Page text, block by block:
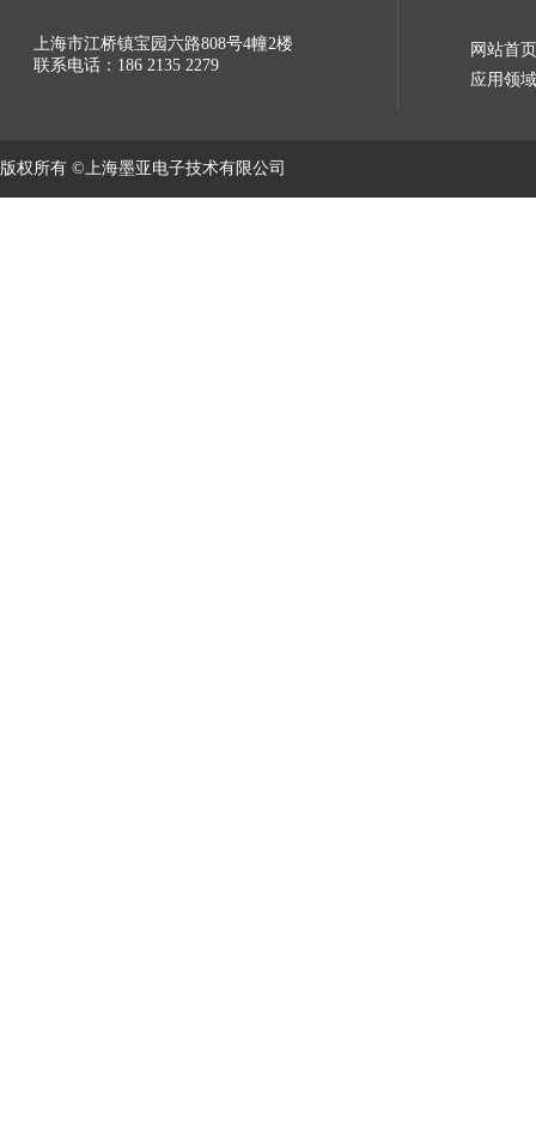
上海市江桥镇宝园六路808号4幢2楼
联系电话：186 2135 2279
网站首
应用领
版权所有 ©上海墨亚电子技术有限公司